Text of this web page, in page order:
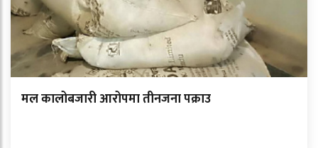
मल कालोबजारी आरोपमा तीनजना पक्राउ